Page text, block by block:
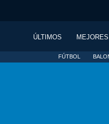
ÚLTIMOS MEJORES
FÚTBOL